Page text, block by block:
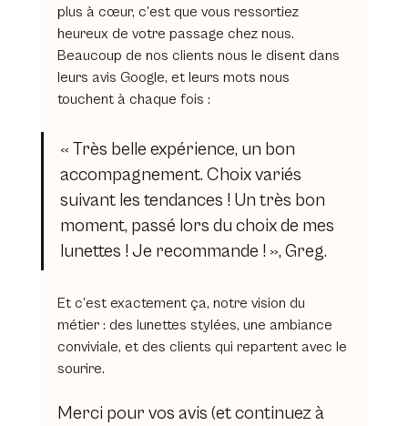
plus à cœur, c’est que vous ressortiez
heureux de votre passage chez nous.
Beaucoup de nos clients nous le disent dans
leurs avis Google, et leurs mots nous
touchent à chaque fois :
« Très belle expérience, un bon
accompagnement. Choix variés
suivant les tendances ! Un très bon
moment, passé lors du choix de mes
lunettes ! Je recommande ! », Greg.
Et c’est exactement ça, notre vision du
métier : des lunettes stylées, une ambiance
conviviale, et des clients qui repartent avec le
sourire.
Merci pour vos avis (et continuez à